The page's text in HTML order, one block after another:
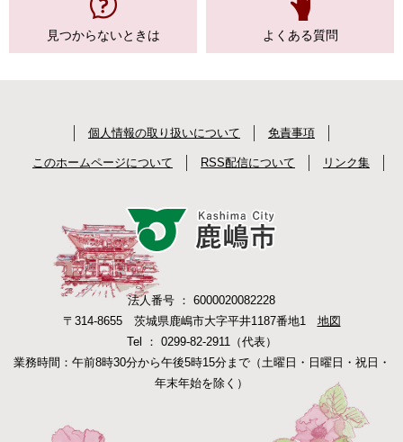
見つからないときは よくある質問
個人情報の取り扱いについて 免責事項
このホームページについて RSS配信について リンク集
法人番号 ： 6000020082228
〒314-8655 茨城県鹿嶋市大字平井1187番地1 地図
Tel ： 0299-82-2911（代表）
業務時間：午前8時30分から午後5時15分まで（土曜日・日曜日・祝日・
年末年始を除く）